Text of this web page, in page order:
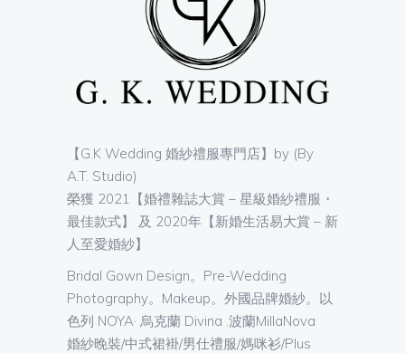
【G.K Wedding 婚紗禮服專門店】by (By
A.T. Studio)
榮獲 2021【婚禮雜誌大賞 – 星級婚紗禮服・
最佳款式】 及 2020年【新婚生活易大賞 – 新
人至愛婚紗】
Bridal Gown Design。Pre-Wedding
Photography。Makeup。外國品牌婚紗。以
色列 NOYA· 烏克蘭 Divina .波蘭MillaNova
婚紗晚裝/中式裙褂/男仕禮服/媽咪衫/Plus